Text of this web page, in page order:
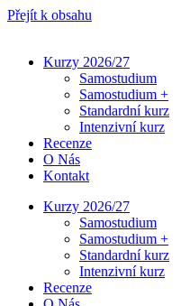
Přejít k obsahu
Kurzy 2026/27
Samostudium
Samostudium +
Standardní kurz
Intenzivní kurz
Recenze
O Nás
Kontakt
Kurzy 2026/27
Samostudium
Samostudium +
Standardní kurz
Intenzivní kurz
Recenze